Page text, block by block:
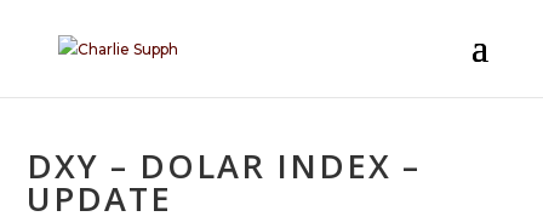
DXY – DOLAR INDEX –
UPDATE